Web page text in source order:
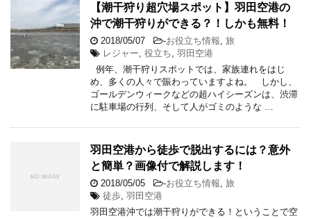
【潮干狩り超穴場スポット】羽田空港の
沖で潮干狩りができる？！しかも無料！
2018/05/07 -お役立ち情報 旅
レジャー 役立ち 羽田空港
例年、潮干狩りスポットでは、家族連れをはじ
め、多くの人々で賑わっていますよね。 しかし、
ゴールデンウィークなどの超ハイシーズンは、渋滞
に駐車場の行列、そして人がゴミのような …
羽田空港から徒歩で脱出するには？意外
と簡単？画像付で解説します！
2018/05/05 -お役立ち情報 旅
徒歩 羽田空港
羽田空港沖では潮干狩りができる！ということで空